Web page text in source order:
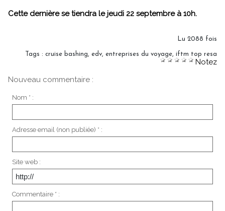
Cette dernière se tiendra le jeudi 22 septembre à 10h.
Lu 2088 fois
Tags : cruise bashing, edv, entreprises du voyage, iftm top resa
Notez
Nouveau commentaire :
Nom * :
Adresse email (non publiée) * :
Site web :
Commentaire * :